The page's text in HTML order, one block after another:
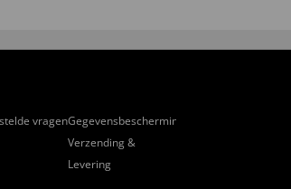
vragenGegevensbescherming
Verzending &
Levering